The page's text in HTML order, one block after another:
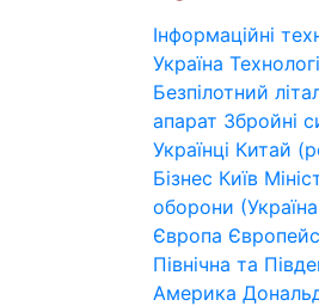
Інформаційні
Україна
Безпілотний
апарат Збройні
Українці Китай
Бізнес Київ
оборони
Європа
Північна та
Америка